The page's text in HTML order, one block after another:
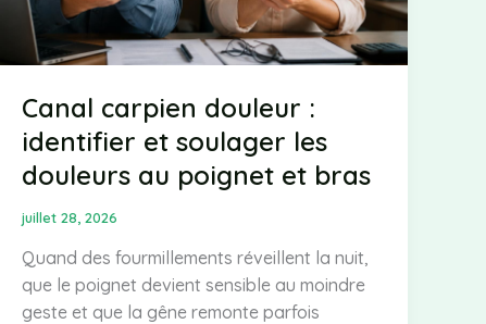
Canal carpien douleur :
identifier et soulager les
douleurs au poignet et bras
juillet 28, 2026
Quand des fourmillements réveillent la nuit,
que le poignet devient sensible au moindre
geste et que la gêne remonte parfois